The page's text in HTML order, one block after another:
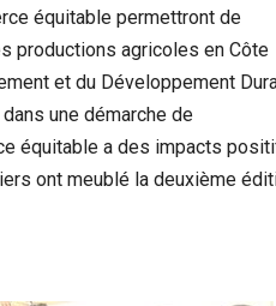
équitable permettront de
productions agricoles en Côte
et du Développement
une démarche de
équitable a des impacts
ont meublé la deuxième